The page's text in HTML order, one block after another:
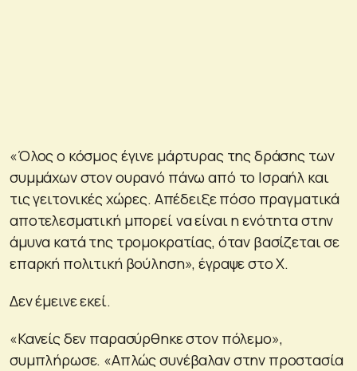
«Όλος ο κόσμος έγινε μάρτυρας της δράσης των
συμμάχων στον ουρανό πάνω από το Ισραήλ και
τις γειτονικές χώρες. Απέδειξε πόσο πραγματικά
αποτελεσματική μπορεί να είναι η ενότητα στην
άμυνα κατά της τρομοκρατίας, όταν βασίζεται σε
επαρκή πολιτική βούληση», έγραψε στο X.
Δεν έμεινε εκεί.
«Κανείς δεν παρασύρθηκε στον πόλεμο»,
συμπλήρωσε. «Απλώς συνέβαλαν στην προστασία